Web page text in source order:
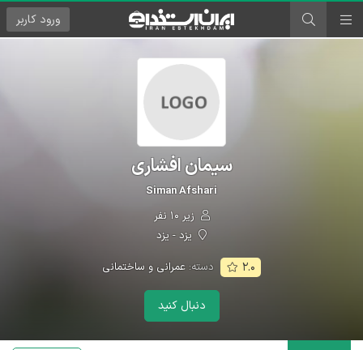
ورود کاربر
سیمان افشاری
Siman Afshari
زیر ۱۰ نفر
یزد - یزد
۲.۰ دسته: عمرانی و ساختمانی
دنبال کنید